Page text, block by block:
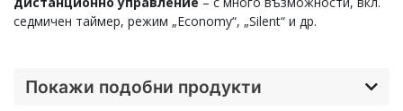
седмичен таймер, режим „Economy“, „Silent“ и др.
Покажи подобни продукти